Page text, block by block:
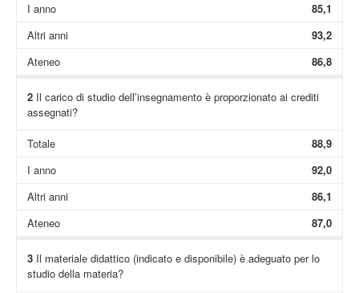
I anno
85,1
Altri anni
93,2
Ateneo
86,8
2Il carico di studio dell’insegnamento è proporzionato ai crediti
assegnati?
Totale
88,9
I anno
92,0
Altri anni
86,1
Ateneo
87,0
3Il materiale didattico (indicato e disponibile) è adeguato per lo
studio della materia?